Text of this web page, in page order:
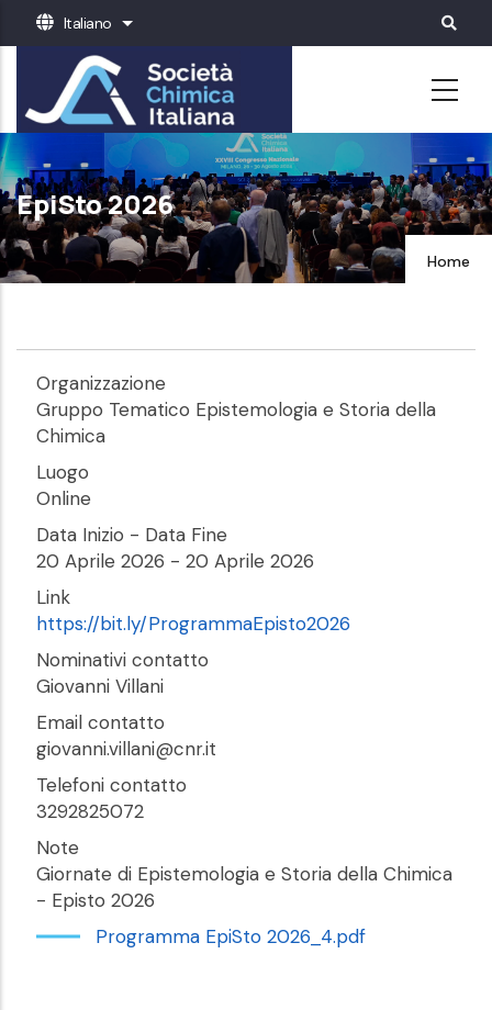
Salta
contenuto
principale
Italiano Mostra ulteriori azioni
EpiSto 2026
Home
Organizzazione
Gruppo Tematico Epistemologia e Storia della
Chimica
Luogo
Online
Data Inizio - Data Fine
20 Aprile 2026 - 20 Aprile 2026
Link
https://bit.ly/ProgrammaEpisto2026
Nominativi contatto
Giovanni Villani
Email contatto
giovanni.villani@cnr.it
Telefoni contatto
3292825072
Note
Giornate di Epistemologia e Storia della Chimica
- Episto 2026
Programma EpiSto 2026_4.pdf